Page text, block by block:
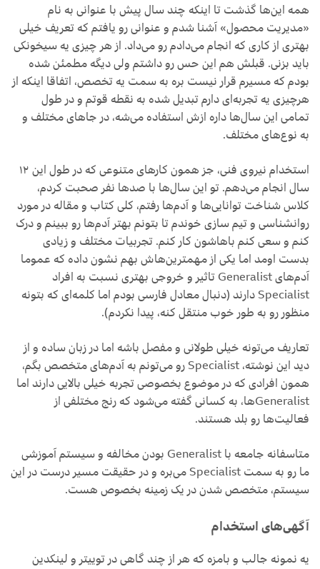
همه این‌ها گذشت تا اینکه چند سال پیش با عنوانی به نام
«مدیریت محصول» آشنا شدم و عنوانی رو یافتم که تعریف خیلی
بهتری از کاری که انجام می‌دادم رو می‌داد. از هر چیزی یه سیخونکی
باید بزنی. قبلش هم این حس رو داشتم ولی دیگه مطمئن شده
بودم که مسیرم قرار نیست بره به سمت یه تخصص، اتفاقا اینکه از
هرچیزی یه تجربه‌ای دارم تبدیل شده به نقطه قوتم و در طول
تمامی این سال‌ها داره ازش استفاده می‌شه، در جاهای مختلف و
به نوع‌های مختلف.
استخدام نیروی فنی، جز همون کارهای متنوعی که در طول این ۱۲
سال انجام می‌دهم. تو این سال‌ها با صدها نفر صحبت کردم،
کلاس شناخت توانایی‌ها و آدم‌ها رفتم، کلی کتاب و مقاله در مورد
روانشناسی و تیم سازی خوندم تا بتونم بهتر آدم‌ها رو ببینم و درک
کنم و سعی کنم باهاشون کار کنم. تجربیات مختلف و زیادی
بدست اومد اما یکی از مهمترین‌هاش بهم نشون داده که عموما
آدم‌های Generalist تاثیر و خروجی بهتری نسبت به افراد
Specialist دارند (دنبال معادل فارسی بودم اما کلمه‌ای که بتونه
منظور رو به طور خوب منتقل کنه، پیدا نکردم).
تعاریف می‌تونه خیلی طولانی و مفصل باشه اما در زبان ساده و از
دید این نوشته، Specialist رو می‌تونم به آدم‌های متخصص بگم،
همون افرادی که در موضوع بخصوصی تجربه خیلی بالایی دارند اما
Generalistها، به کسانی گفته می‌شود که رنج مختلفی از
فعالیت‌ها رو بلد هستند.
متاسفانه جامعه با Generalist بودن مخالفه و سیستم آموزشی
ما رو به سمت Specialist می‌بره و در حقیقت مسیر درست در این
سیستم، متخصص شدن در یک زمینه بخصوص هست.
آگهی‌های استخدام
یه نمونه جالب و بامزه که هر از چند گاهی در توییتر و لینکدین